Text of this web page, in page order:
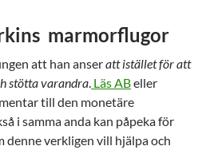
marmorflugor
att han anseratt istället för att
stötta varandra. Läs ABeller
till den monetäre
i samma anda kan påpeka för
denne verkligen vill hjälpa och